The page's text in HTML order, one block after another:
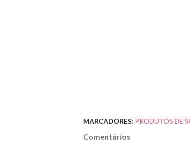
MARCADORES: PRODUTOS DE
Comentários